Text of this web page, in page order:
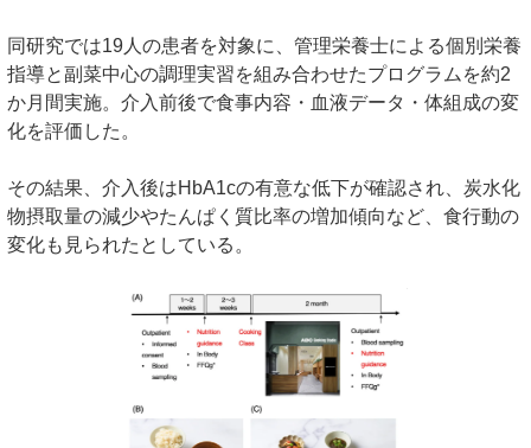
同研究では19人の患者を対象に、管理栄養士による個別栄養
指導と副菜中心の調理実習を組み合わせたプログラムを約2
か月間実施。介入前後で食事内容・血液データ・体組成の変
化を評価した。
その結果、介入後はHbA1cの有意な低下が確認され、炭水化
物摂取量の減少やたんぱく質比率の増加傾向など、食行動の
変化も見られたとしている。